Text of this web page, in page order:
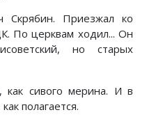
Приезжал ко
По церквам ходил... Он
но старых
как сивого мерина. И в
полагается.